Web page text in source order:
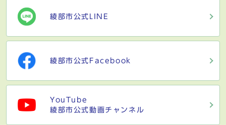
綾部市公式LINE
綾部市公式Facebook
YouTube
綾部市公式動画チャンネル